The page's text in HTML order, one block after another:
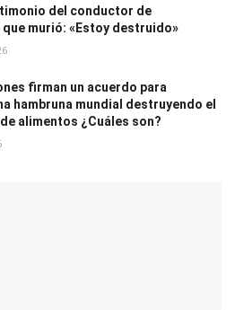
del conductor de
que murió: «Estoy destruido»
firman un acuerdo para
hambruna mundial destruyendo el
alimentos ¿Cuáles son?